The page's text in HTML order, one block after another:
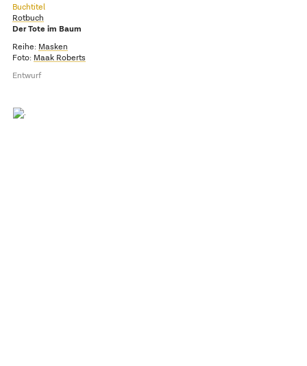
Buchtitel
Rotbuch
Der Tote im Baum
Reihe: Masken
Foto: Maak Roberts
Entwurf